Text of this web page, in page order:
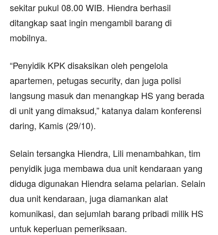
sekitar pukul 08.00 WIB. Hiendra berhasil
ditangkap saat ingin mengambil barang di
mobilnya.
“Penyidik KPK disaksikan oleh pengelola
apartemen, petugas security, dan juga polisi
langsung masuk dan menangkap HS yang berada
di unit yang dimaksud,” katanya dalam konferensi
daring, Kamis (29/10).
Selain tersangka Hiendra, Lili menambahkan, tim
penyidik juga membawa dua unit kendaraan yang
diduga digunakan Hiendra selama pelarian. Selain
dua unit kendaraan, juga diamankan alat
komunikasi, dan sejumlah barang pribadi milik HS
untuk keperluan pemeriksaan.